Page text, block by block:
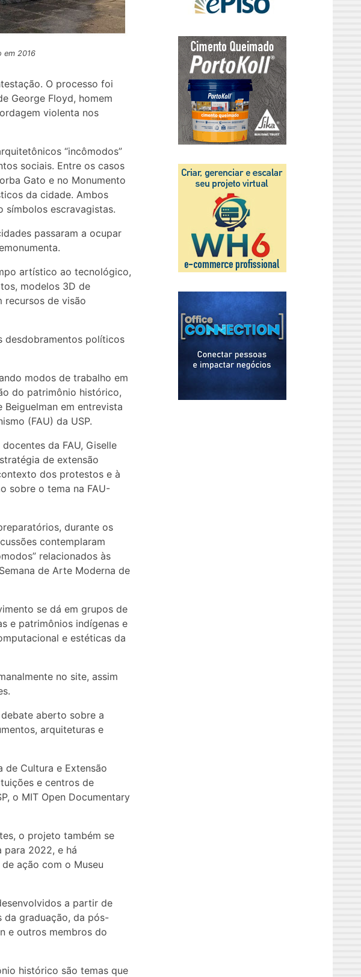
em 2016
O processo foi
George Floyd, homem
violenta nos
“incômodos”
sociais. Entre os casos
Gato e no Monumento
da cidade. Ambos
símbolos escravagistas.
passaram a ocupar
artístico ao tecnológico,
modelos 3D de
recursos de visão
desdobramentos políticos
modos de trabalho em
do patrimônio histórico,
Beiguelman em entrevista
(FAU) da USP.
da FAU, Giselle
de extensão
dos protestos e à
sobre o tema na FAU-
durante os
contemplaram
relacionados às
de Arte Moderna de
se dá em grupos de
e patrimônios indígenas e
e estéticas da
no site, assim
aberto sobre a
arquiteturas e
Cultura e Extensão
e centros de
o MIT Open Documentary
o projeto também se
para 2022, e há
ação com o Museu
a partir de
da graduação, da pós-
e outros membros do
histórico são temas que